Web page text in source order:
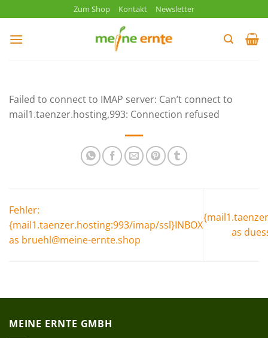
Inhalt
springen
Zum Shop Kontakt Newsletter
Failed to connect to IMAP server: Can’t connect to
mail1.taenzer.hosting,993: Connection refused
Fehler:
{mail1.taenzer.hosting:993/imap/ssl}INBOX
as bruehl@meine-ernte.shop
as
MEINE ERNTE GMBH